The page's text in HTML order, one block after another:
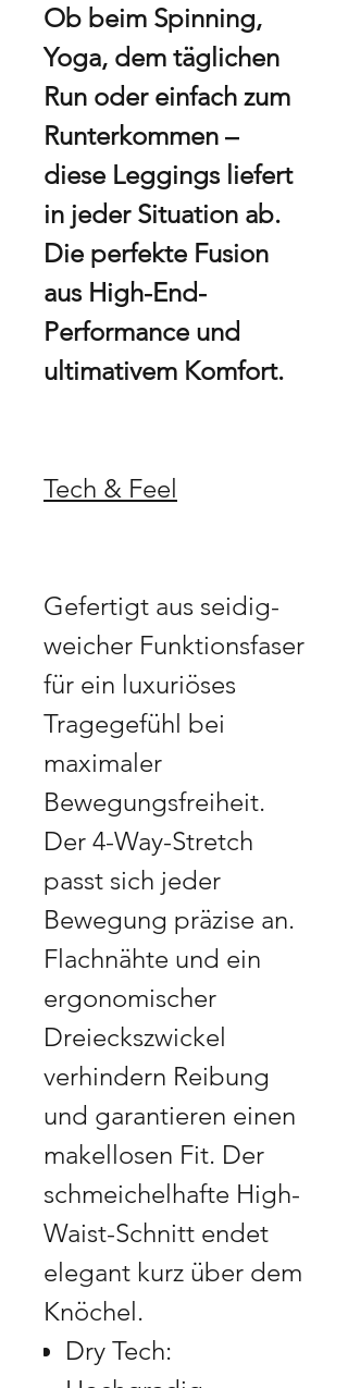
Ob beim Spinning,
Yoga, dem täglichen
Run oder einfach zum
Runterkommen –
diese Leggings liefert
in jeder Situation ab.
Die perfekte Fusion
aus High-End-
Performance und
ultimativem Komfort.
Tech & Feel
Gefertigt aus seidig-
weicher Funktionsfaser
für ein luxuriöses
Tragegefühl bei
maximaler
Bewegungsfreiheit.
Der 4-Way-Stretch
passt sich jeder
Bewegung präzise an.
Flachnähte und ein
ergonomischer
Dreieckszwickel
verhindern Reibung
und garantieren einen
makellosen Fit. Der
schmeichelhafte High-
Waist-Schnitt endet
elegant kurz über dem
Knöchel.
Dry Tech: